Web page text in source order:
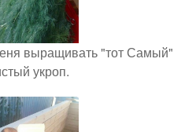
выращивать "тот Самый"
укроп.